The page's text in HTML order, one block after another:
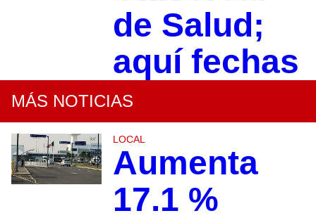
de Salud;
aquí fechas
MÁS NOTICIAS
LOCAL
Aumenta
17.1 %